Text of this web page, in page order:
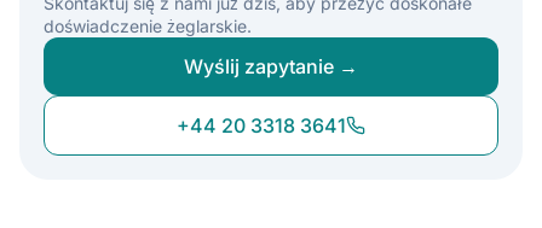
doświadczenie żeglarskie.
Wyślij zapytanie →
+44 20 3318 3641